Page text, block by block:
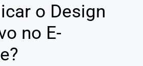
o Design
no E-